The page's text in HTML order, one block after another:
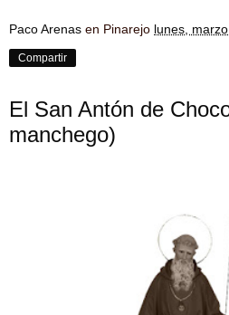
Paco Arenas en Pinarejo lunes,
Compartir
El San Antón de
manchego)